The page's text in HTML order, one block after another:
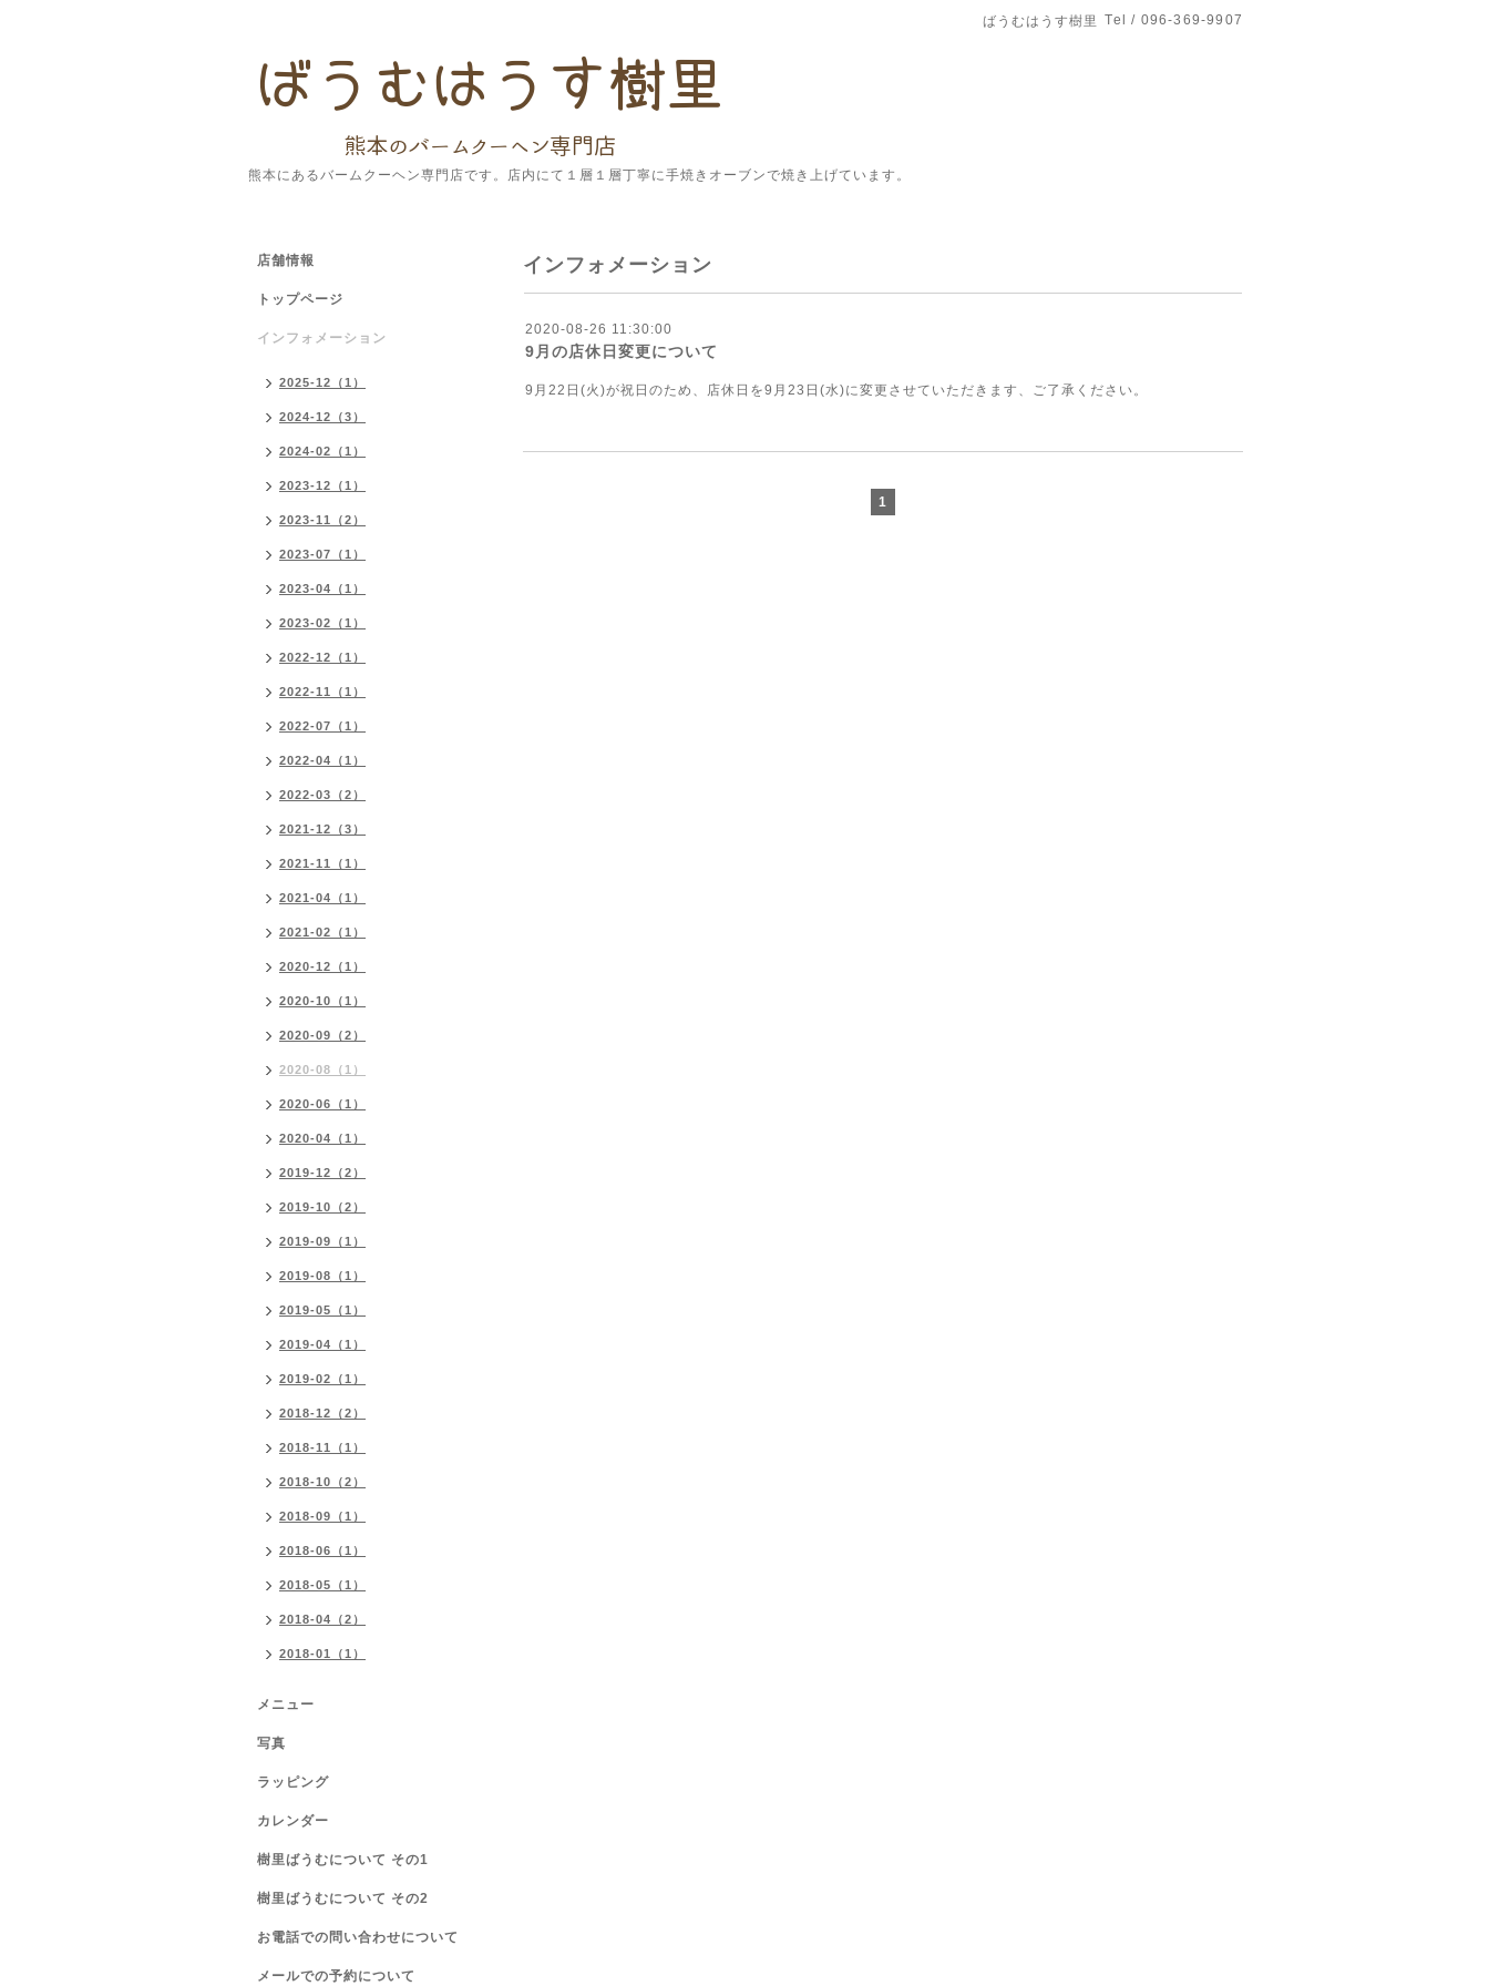
ばうむはうす樹里 Tel / 096-369-9907
熊本にあるバームクーヘン専門店です。店内にて１層１層丁寧に手焼きオーブンで焼き上げています。
インフォメーション
2020-08-26 11:30:00
9月の店休日変更について
9月22日(火)が祝日のため、店休日を9月23日(水)に変更させていただきます、ご了承ください。
1
店舗情報
トップページ
インフォメーション
2025-12（1）
2024-12（3）
2024-02（1）
2023-12（1）
2023-11（2）
2023-07（1）
2023-04（1）
2023-02（1）
2022-12（1）
2022-11（1）
2022-07（1）
2022-04（1）
2022-03（2）
2021-12（3）
2021-11（1）
2021-04（1）
2021-02（1）
2020-12（1）
2020-10（1）
2020-09（2）
2020-08（1）
2020-06（1）
2020-04（1）
2019-12（2）
2019-10（2）
2019-09（1）
2019-08（1）
2019-05（1）
2019-04（1）
2019-02（1）
2018-12（2）
2018-11（1）
2018-10（2）
2018-09（1）
2018-06（1）
2018-05（1）
2018-04（2）
2018-01（1）
メニュー
写真
ラッピング
カレンダー
樹里ばうむについて その1
樹里ばうむについて その2
お電話での問い合わせについて
メールでの予約について